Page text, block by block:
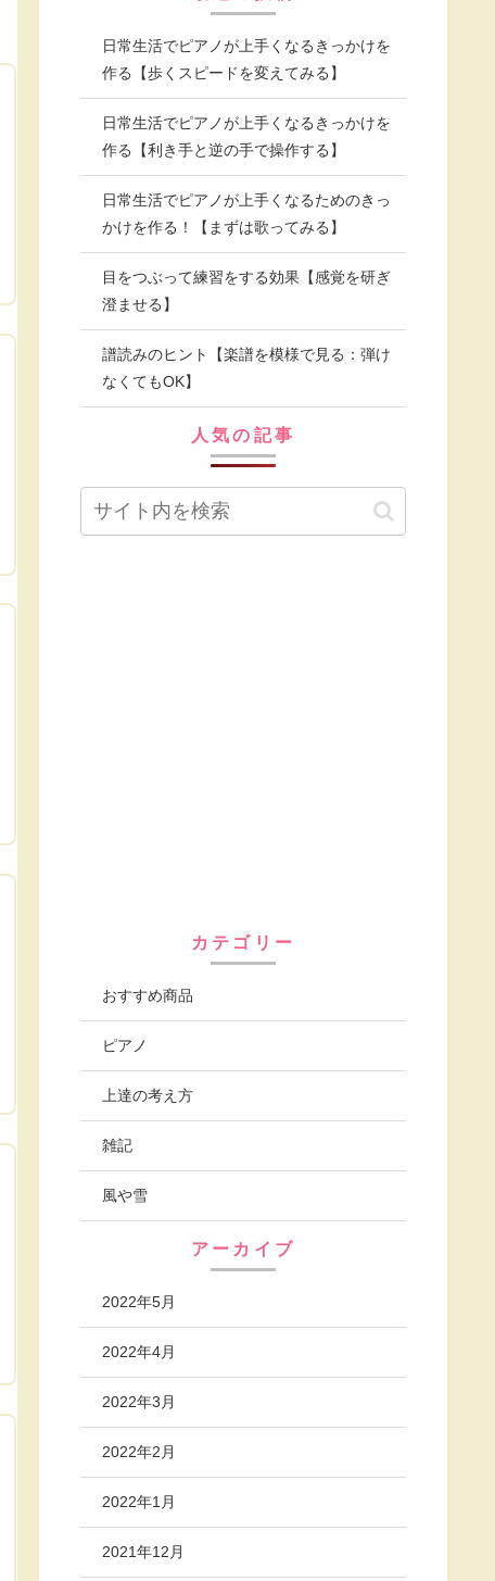
日常生活でピアノが上手くなるきっかけを
作る【歩くスピードを変えてみる】
日常生活でピアノが上手くなるきっかけを
作る【利き手と逆の手で操作する】
日常生活でピアノが上手くなるためのきっ
かけを作る！【まずは歌ってみる】
目をつぶって練習をする効果【感覚を研ぎ
澄ませる】
譜読みのヒント【楽譜を模様で見る：弾け
なくてもOK】
人気の記事
カテゴリー
おすすめ商品
ピアノ
上達の考え方
雑記
風や雪
アーカイブ
2022年5月
2022年4月
2022年3月
2022年2月
2022年1月
2021年12月